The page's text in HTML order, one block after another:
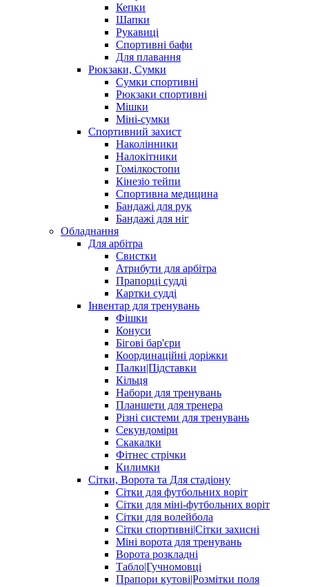
Кепки
Шапки
Рукавиці
Спортивні бафи
Для плавання
Рюкзаки, Сумки
Сумки спортивні
Рюкзаки спортивні
Мішки
Міні-сумки
Спортивний захист
Наколінники
Налокітники
Гомілкостопи
Кінезіо тейпи
Спортивна медицина
Бандажі для рук
Бандажі для ніг
Обладнання
Для арбітра
Свистки
Атрибути для арбітра
Прапорці судді
Картки судді
Інвентар для тренувань
Фішки
Конуси
Бігові бар'єри
Координаційні доріжки
Палки|Підставки
Кільця
Набори для тренувань
Планшети для тренера
Різні системи для тренувань
Секундоміри
Скакалки
Фітнес стрічки
Килимки
Сітки, Ворота та Для стадіону
Сітки для футбольних воріт
Сітки для міні-футбольних воріт
Сітки для волейбола
Сітки спортивні|Cітки захисні
Міні ворота для тренувань
Ворота розкладні
Табло|Гучномовці
Прапори кутові|Розмітки поля